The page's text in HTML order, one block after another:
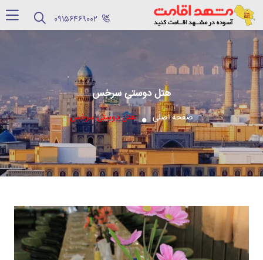
هتل دوستی سرخس
صفحه اصلی هتل دوستی سرخس